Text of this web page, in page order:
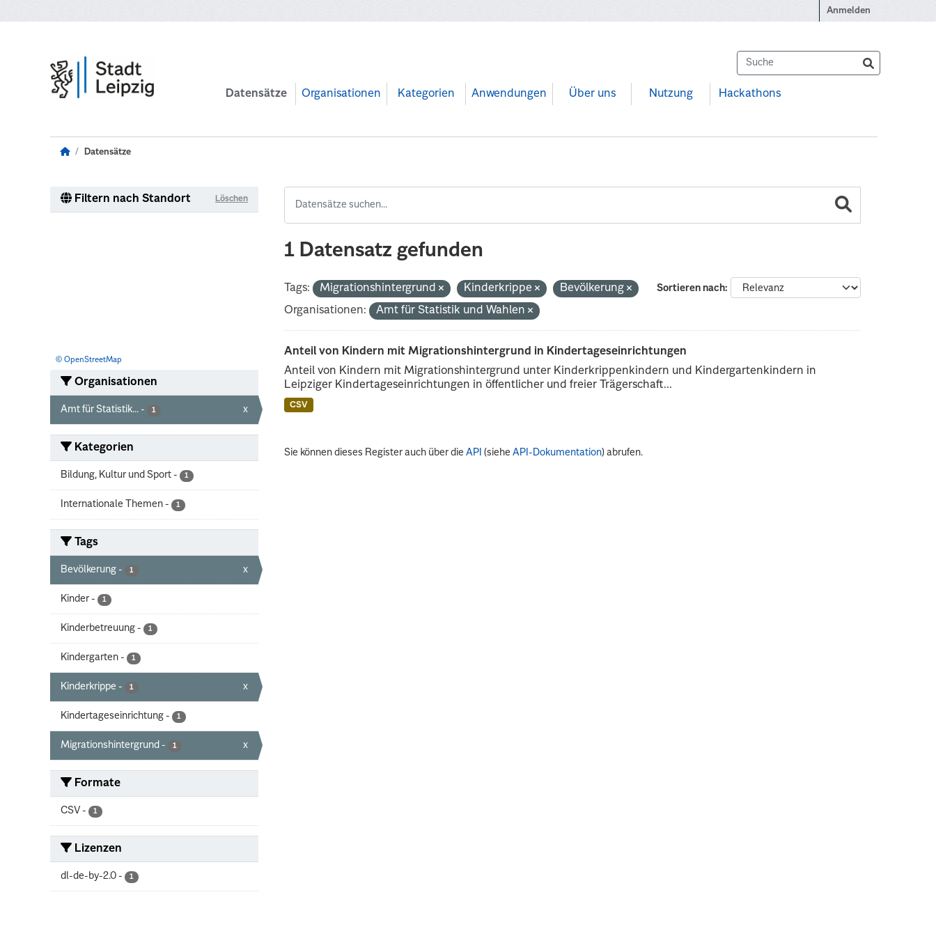
Anmelden
Datensätze Organisationen Kategorien Anwendungen Über uns Nutzung Hackathons
Datensätze
Filtern nach Standort Löschen
© OpenStreetMap
Organisationen
Amt für Statistik... - 1 x
Kategorien
Bildung, Kultur und Sport - 1
Internationale Themen - 1
Tags
Bevölkerung - 1 x
Kinder - 1
Kinderbetreuung - 1
Kindergarten - 1
Kinderkrippe - 1 x
Kindertageseinrichtung - 1
Migrationshintergrund - 1 x
Formate
CSV - 1
Lizenzen
dl-de-by-2.0 - 1
1 Datensatz gefunden
Sortieren nach
Tags: Migrationshintergrund Kinderkrippe
Bevölkerung
Organisationen:
Amt für Statistik und Wahlen
Anteil von Kindern mit Migrationshintergrund in Kindertageseinrichtungen
Anteil von Kindern mit Migrationshintergrund unter Kinderkrippenkindern und Kindergartenkindern in
Leipziger Kindertageseinrichtungen in öffentlicher und freier Trägerschaft...
CSV
Sie können dieses Register auch über dieAPI (sieheAPI-Dokumentation) abrufen.